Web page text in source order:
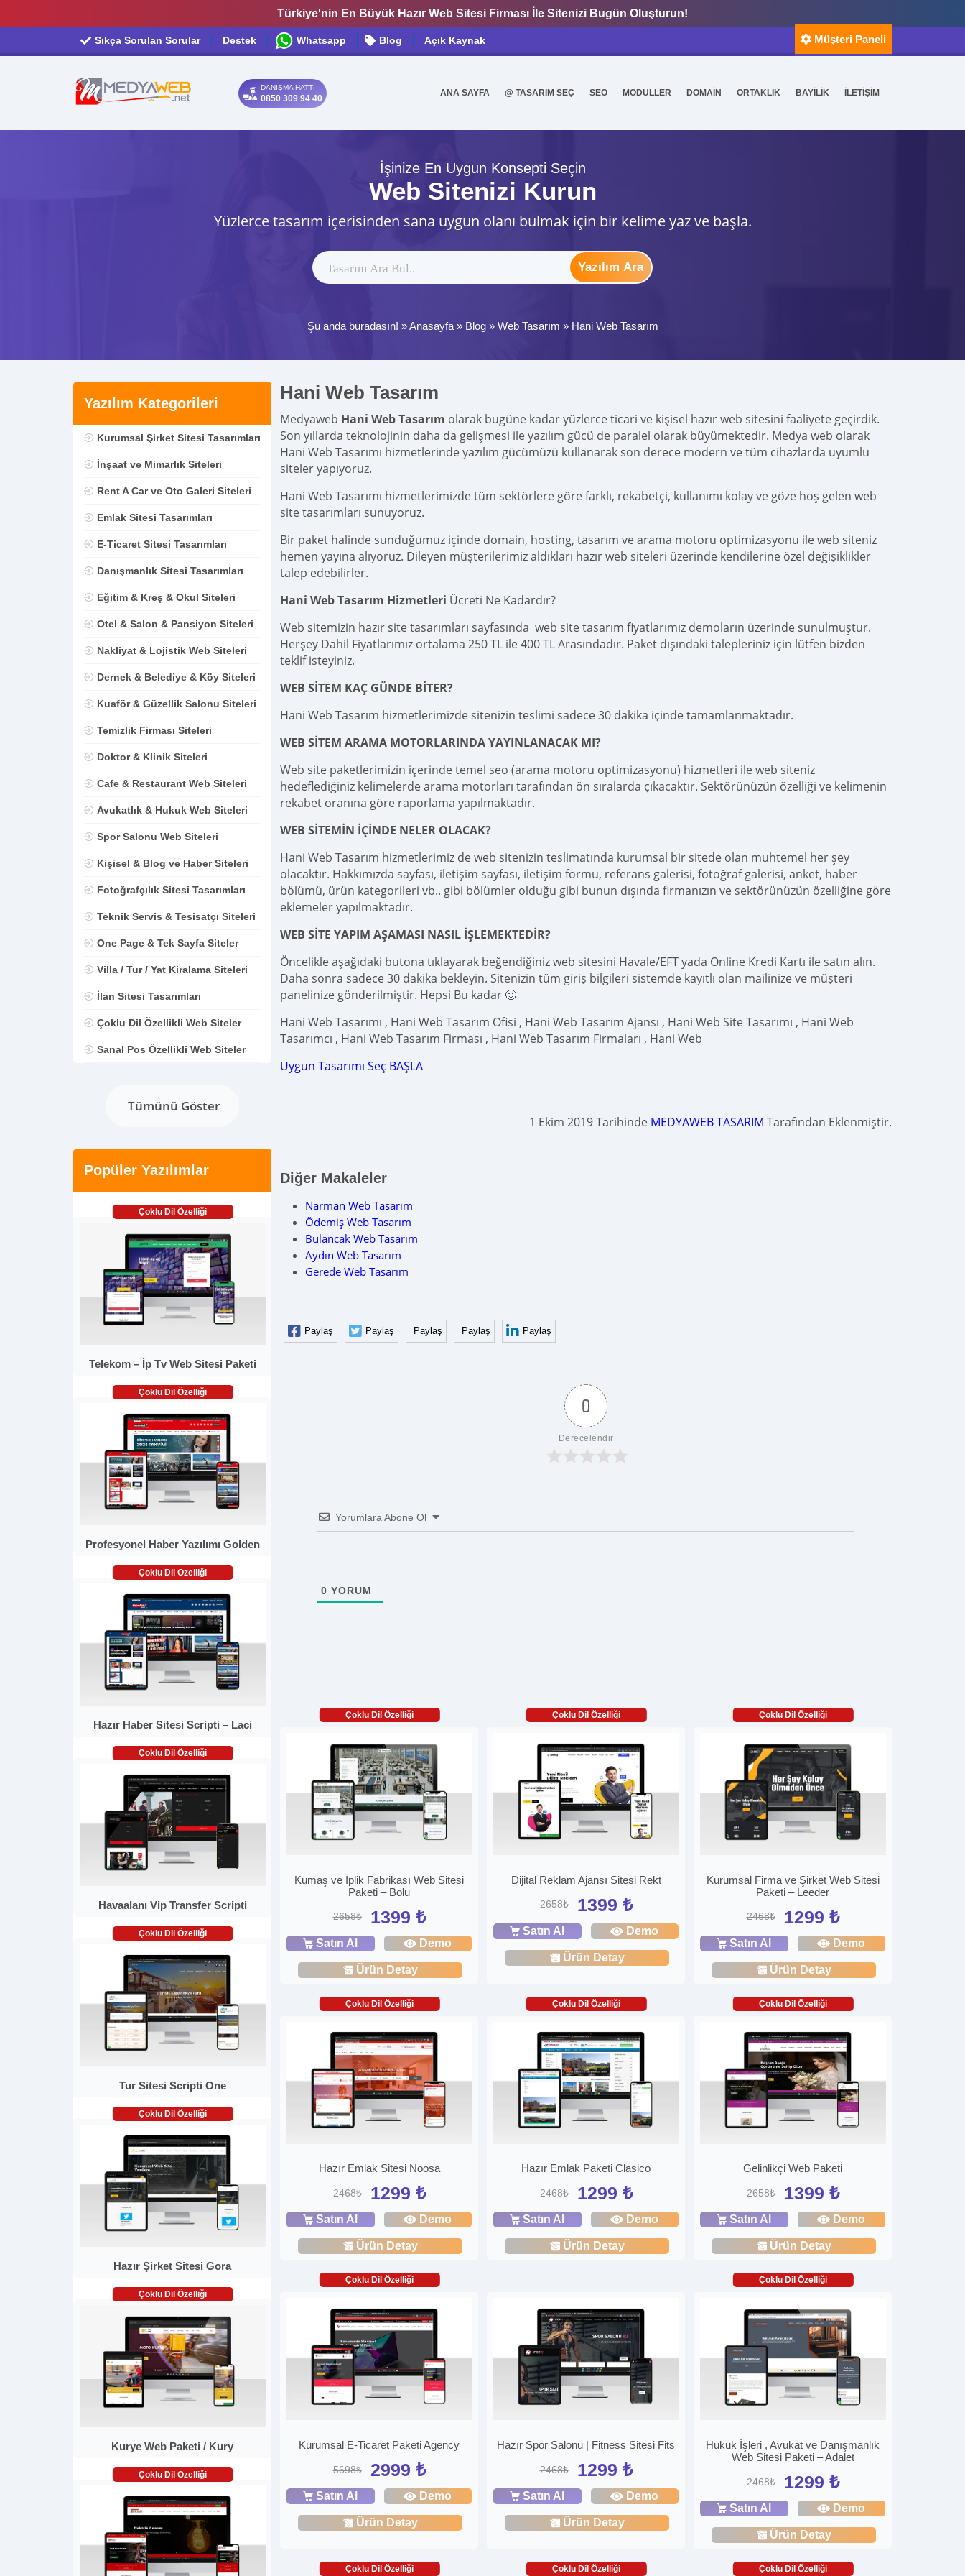
Türkiye'nin En Büyük Hazır Web Sitesi Firması İle Sitenizi Bugün Oluşturun!
Sıkça Sorulan Sorular Destek Whatsapp Blog Açık Kaynak Müşteri Paneli
DANIŞMA HATTI
0850 309 94 40
ANA SAYFA @ TASARIM SEÇ SEO MODÜLLER DOMAİN ORTAKLIK BAYİLİK İLETİŞİM
İşinize En Uygun Konsepti Seçin
Web Sitenizi Kurun
Yüzlerce tasarım içerisinden sana uygun olanı bulmak için bir kelime yaz ve başla.
Yazılım Ara
Şu anda buradasın! »Anasayfa» Blog» Web Tasarım » Hani Web Tasarım
Yazılım Kategorileri
Kurumsal Şirket Sitesi Tasarımları
İnşaat ve Mimarlık Siteleri
Rent A Car ve Oto Galeri Siteleri
Emlak Sitesi Tasarımları
E-Ticaret Sitesi Tasarımları
Danışmanlık Sitesi Tasarımları
Eğitim & Kreş & Okul Siteleri
Otel & Salon & Pansiyon Siteleri
Nakliyat & Lojistik Web Siteleri
Dernek & Belediye & Köy Siteleri
Kuaför & Güzellik Salonu Siteleri
Temizlik Firması Siteleri
Doktor & Klinik Siteleri
Cafe & Restaurant Web Siteleri
Avukatlık & Hukuk Web Siteleri
Spor Salonu Web Siteleri
Kişisel & Blog ve Haber Siteleri
Fotoğrafçılık Sitesi Tasarımları
Teknik Servis & Tesisatçı Siteleri
One Page & Tek Sayfa Siteler
Villa / Tur / Yat Kiralama Siteleri
İlan Sitesi Tasarımları
Çoklu Dil Özellikli Web Siteler
Sanal Pos Özellikli Web Siteler
Tümünü Göster
Popüler Yazılımlar
Çoklu Dil Özelliği
Telekom – İp Tv Web Sitesi Paketi
Çoklu Dil Özelliği
Profesyonel Haber Yazılımı Golden
Çoklu Dil Özelliği
Hazır Haber Sitesi Scripti – Laci
Çoklu Dil Özelliği
Havaalanı Vip Transfer Scripti
Çoklu Dil Özelliği
Tur Sitesi Scripti One
Çoklu Dil Özelliği
Hazır Şirket Sitesi Gora
Çoklu Dil Özelliği
Kurye Web Paketi / Kury
Çoklu Dil Özelliği
Hani Web Tasarım
Medyaweb Hani Web Tasarım olarak bugüne kadar yüzlerce ticari ve kişisel hazır web sitesini faaliyete geçirdik.
Son yıllarda teknolojinin daha da gelişmesi ile yazılım gücü de paralel olarak büyümektedir. Medya web olarak
Hani Web Tasarımı hizmetlerinde yazılım gücümüzü kullanarak son derece modern ve tüm cihazlarda uyumlu
siteler yapıyoruz.
Hani Web Tasarımı hizmetlerimizde tüm sektörlere göre farklı, rekabetçi, kullanımı kolay ve göze hoş gelen web
site tasarımları sunuyoruz.
Bir paket halinde sunduğumuz içinde domain, hosting, tasarım ve arama motoru optimizasyonu ile web siteniz
hemen yayına alıyoruz. Dileyen müşterilerimiz aldıkları hazır web siteleri üzerinde kendilerine özel değişiklikler
talep edebilirler.
Hani Web Tasarım Hizmetleri Ücreti Ne Kadardır?
Web sitemizin hazır site tasarımları sayfasında web site tasarım fiyatlarımız demoların üzerinde sunulmuştur.
Herşey Dahil Fiyatlarımız ortalama 250 TL ile 400 TL Arasındadır. Paket dışındaki talepleriniz için lütfen bizden
teklif isteyiniz.
WEB SİTEM KAÇ GÜNDE BİTER?
Hani Web Tasarım hizmetlerimizde sitenizin teslimi sadece 30 dakika içinde tamamlanmaktadır.
WEB SİTEM ARAMA MOTORLARINDA YAYINLANACAK MI?
Web site paketlerimizin içerinde temel seo (arama motoru optimizasyonu) hizmetleri ile web siteniz
hedeflediğiniz kelimelerde arama motorları tarafından ön sıralarda çıkacaktır. Sektörünüzün özelliği ve kelimenin
rekabet oranına göre raporlama yapılmaktadır.
WEB SİTEMİN İÇİNDE NELER OLACAK?
Hani Web Tasarım hizmetlerimiz de web sitenizin teslimatında kurumsal bir sitede olan muhtemel her şey
olacaktır. Hakkımızda sayfası, iletişim sayfası, iletişim formu, referans galerisi, fotoğraf galerisi, anket, haber
bölümü, ürün kategorileri vb.. gibi bölümler olduğu gibi bunun dışında firmanızın ve sektörünüzün özelliğine göre
eklemeler yapılmaktadır.
WEB SİTE YAPIM AŞAMASI NASIL İŞLEMEKTEDİR?
Öncelikle aşağıdaki butona tıklayarak beğendiğiniz web sitesini Havale/EFT yada Online Kredi Kartı ile satın alın.
Daha sonra sadece 30 dakika bekleyin. Sitenizin tüm giriş bilgileri sistemde kayıtlı olan mailinize ve müşteri
panelinize gönderilmiştir. Hepsi Bu kadar 🙂
Hani Web Tasarımı , Hani Web Tasarım Ofisi , Hani Web Tasarım Ajansı , Hani Web Site Tasarımı , Hani Web
Tasarımcı , Hani Web Tasarım Firması , Hani Web Tasarım Firmaları , Hani Web
Uygun Tasarımı Seç BAŞLA
1 Ekim 2019 Tarihinde MEDYAWEB TASARIM Tarafından Eklenmiştir.
Diğer Makaleler
Narman Web Tasarım
Ödemiş Web Tasarım
Bulancak Web Tasarım
Aydın Web Tasarım
Gerede Web Tasarım
Paylaş Paylaş Paylaş Paylaş Paylaş
0
Derecelendir
Yorumlara Abone Ol
0 YORUM
Çoklu Dil Özelliği
Kumaş ve İplik Fabrikası Web Sitesi
Paketi – Bolu
2658₺ 1399 ₺
Satın Al Demo
Ürün Detay
Çoklu Dil Özelliği
Dijital Reklam Ajansı Sitesi Rekt
2658₺ 1399 ₺
Satın Al Demo
Ürün Detay
Çoklu Dil Özelliği
Kurumsal Firma ve Şirket Web Sitesi
Paketi – Leeder
2468₺ 1299 ₺
Satın Al Demo
Ürün Detay
Çoklu Dil Özelliği
Hazır Emlak Sitesi Noosa
2468₺ 1299 ₺
Satın Al Demo
Ürün Detay
Çoklu Dil Özelliği
Hazır Emlak Paketi Clasico
2468₺ 1299 ₺
Satın Al Demo
Ürün Detay
Çoklu Dil Özelliği
Gelinlikçi Web Paketi
2658₺ 1399 ₺
Satın Al Demo
Ürün Detay
Çoklu Dil Özelliği
Kurumsal E-Ticaret Paketi Agency
5698₺ 2999 ₺
Satın Al Demo
Ürün Detay
Hazır Spor Salonu | Fitness Sitesi Fits
2468₺ 1299 ₺
Satın Al Demo
Ürün Detay
Çoklu Dil Özelliği
Hukuk İşleri , Avukat ve Danışmanlık
Web Sitesi Paketi – Adalet
2468₺ 1299 ₺
Satın Al Demo
Ürün Detay
Çoklu Dil Özelliği Çoklu Dil Özelliği Çoklu Dil Özelliği